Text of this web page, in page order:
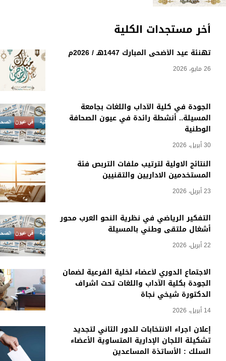
أخر مستجدات الكلية
تهنئة عيد الأضحى المبارك 1447هـ / 2026م
26 مايو، 2026
الجودة في كلية الآداب واللغات بجامعة
المسيلة.. أنشطة رائدة في عيون الصحافة
الوطنية
30 أبريل، 2026
النتائج الاولية لترتيب ملفات التربص فئة
المستخدمين الاداريين والتقنيين
23 أبريل، 2026
التفكير الرياضي في نظرية النحو العرب محور
أشغال ملتقى وطني بالمسيلة
22 أبريل، 2026
الاجتماع الدوري لأعضاء لخلية الفرعية لضمان
الجودة بكلية الآداب واللغات تحت اشراف
الدكتورة شيخي نجاة
14 أبريل، 2026
إعلان اجراء الانتخابات للدور الثاني لتجديد
تشكيلة اللجان الإدارية المتساوية الأعضاء
السلك : الأساتذة المساعدين